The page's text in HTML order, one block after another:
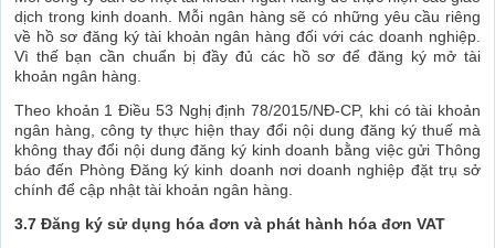
dịch trong kinh doanh. Mỗi ngân hàng sẽ có những yêu cầu riêng
về hồ sơ đăng ký tài khoản ngân hàng đối với các doanh nghiệp.
Vì thế bạn cần chuẩn bị đầy đủ các hồ sơ để đăng ký mở tài
khoản ngân hàng.
Theo khoản 1 Điều 53 Nghị định 78/2015/NĐ-CP, khi có tài khoản
ngân hàng, công ty thực hiện thay đổi nội dung đăng ký thuế mà
không thay đổi nội dung đăng ký kinh doanh bằng việc gửi Thông
báo đến Phòng Đăng ký kinh doanh nơi doanh nghiệp đặt trụ sở
chính để cập nhật tài khoản ngân hàng.
3.7 Đăng ký sử dụng hóa đơn và phát hành hóa đơn VAT